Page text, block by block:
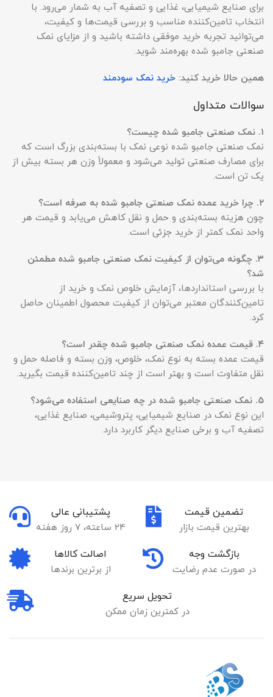
برای صنایع شیمیایی، غذایی و تصفیه آب به شمار می‌رود. با
انتخاب تامین‌کننده مناسب و بررسی قیمت‌ها و کیفیت،
می‌توانید تجربه خرید موفقی داشته باشید و از مزایای نمک
صنعتی جامبو شده بهره‌مند شوید.
همین حالا خرید کنید: خرید نمک سودمند
سوالات متداول
۱. نمک صنعتی جامبو شده چیست؟
نمک صنعتی جامبو شده نوعی نمک با بسته‌بندی بزرگ است که
برای مصارف صنعتی تولید می‌شود و معمولاً وزن هر بسته بیش از
یک تن است.
۲. چرا خرید عمده نمک صنعتی جامبو شده به صرفه است؟
چون هزینه بسته‌بندی و حمل و نقل کاهش می‌یابد و قیمت هر
واحد نمک کمتر از خرید جزئی است.
۳. چگونه می‌توان از کیفیت نمک صنعتی جامبو شده مطمئن
شد؟
با بررسی استانداردها، آزمایش خلوص نمک و خرید از
تامین‌کنندگان معتبر می‌توان از کیفیت محصول اطمینان حاصل
کرد.
۴. قیمت عمده نمک صنعتی جامبو شده چقدر است؟
قیمت عمده بسته به نوع نمک، خلوص، وزن بسته و فاصله حمل و
نقل متفاوت است و بهتر است از چند تامین‌کننده قیمت بگیرید.
۵. نمک صنعتی جامبو شده در چه صنایعی استفاده می‌شود؟
این نوع نمک در صنایع شیمیایی، پتروشیمی، صنایع غذایی،
تصفیه آب و برخی صنایع دیگر کاربرد دارد.
تضمین قیمت
بهترین قیمت بازار
پشتیبانی عالی
24 ساعته، 7 روز هفته
بازگشت وجه
در صورت عدم رضایت
اصالت کالاها
از برترین برندها
تحویل سریع
در کمترین زمان ممکن